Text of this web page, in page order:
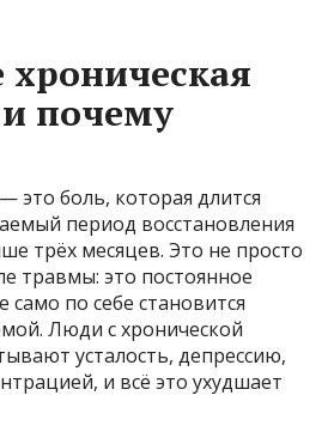
хроническая
почему
это боль, которая длится
период восстановления
трёх месяцев. Это не просто
травмы: это постоянное
само по себе становится
Люди с хронической
усталость, депрессию,
и всё это ухудшает